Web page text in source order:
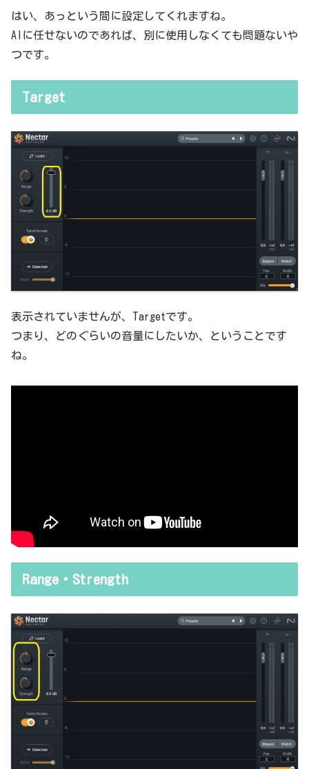
はい、あっという間に設定してくれますね。
AIに任せないのであれば、別に使用しなくても問題ないや
つです。
Target
表示されていませんが、Targetです。
つまり、どのぐらいの音量にしたいか、ということです
ね。
Range・Strength